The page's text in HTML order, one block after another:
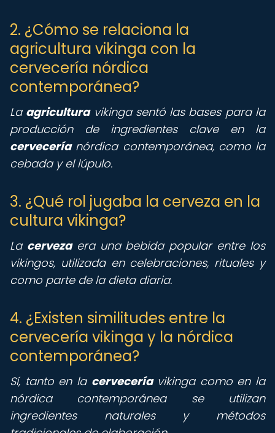
2. ¿Cómo se relaciona la
agricultura vikinga con la
cervecería nórdica
contemporánea?
La agriculturavikinga sentó las bases para la
producción de ingredientes clave en la
cerveceríanórdica contemporánea, como la
cebada y el lúpulo.
3. ¿Qué rol jugaba la cerveza en la
cultura vikinga?
La cervezaera una bebida popular entre los
vikingos, utilizada en celebraciones, rituales y
como parte de la dieta diaria.
4. ¿Existen similitudes entre la
cervecería vikinga y la nórdica
contemporánea?
Sí, tanto en la cerveceríavikinga como en la
nórdica contemporánea se utilizan
ingredientes naturales y métodos